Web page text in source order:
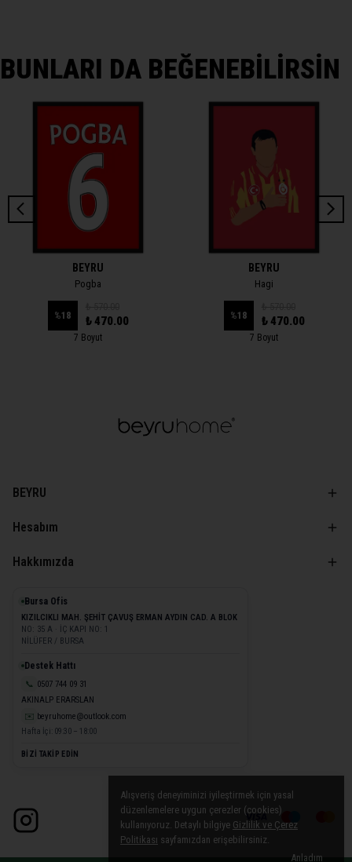
Alışveriş deneyiminizi iyileştirmek için yasal
düzenlemelere uygun çerezler (cookies)
kullanıyoruz. Detaylı bilgiye Gizlilik ve Çerez
Politikası sayfamızdan erişebilirsiniz.
Anladım
BUNLARI DA BEĞENEBİLİRSİN
BEYRU
Pogba
%18 ₺ 470.00
7 Boyut
BEYRU
Hagi
%18 ₺ 470.00
7 Boyut
BEYRU
Hesabım
Hakkımızda
Bursa Ofis
KIZILCIKLI MAH. ŞEHİT ÇAVUŞ ERMAN AYDIN CAD. A BLOK
NO: 35 A · İÇ KAPI NO: 1
NİLÜFER / BURSA
Destek Hattı
📞 0507 744 09 31
AKINALP ERARSLAN
✉️ beyruhome@outlook.com
Hafta İçi: 09:30 – 18:00
BİZİ TAKİP EDİN